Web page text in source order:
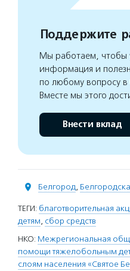
Поддержите
Мы работаем, чтобы
информация и
по любому вопросу в
Вместе мы этого
Внести вклад
Белгород,
ТЕГИ: благотворительная
детям, сбор средств
НКО: Межрегиональная
помощи тяжелобольным
слоям населения «Святое